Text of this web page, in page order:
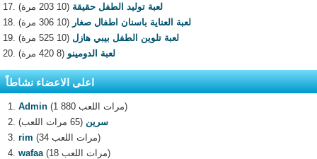
لعبة توليد الطفل حقيقة (10 203 مرة)
لعبة العناية باسنان اطفال صغار (10 306 مرة)
لعبة تلوين الطفل بيبي هازل (10 525 مرة)
لعبة الدومينو (8 420 مرة)
اعلى الاعضاء نشاطاً
Admin
(1 880 مرات اللعب)
سرين (65 مرات اللعب)
rim
(34 مرات اللعب)
wafaa
(18 مرات اللعب)